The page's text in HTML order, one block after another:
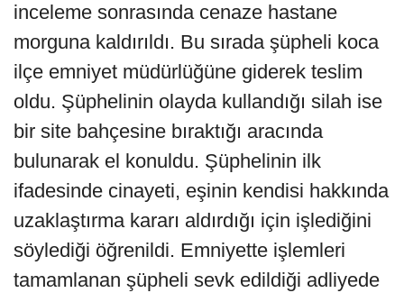
inceleme sonrasında cenaze hastane
morguna kaldırıldı. Bu sırada şüpheli koca
ilçe emniyet müdürlüğüne giderek teslim
oldu. Şüphelinin olayda kullandığı silah ise
bir site bahçesine bıraktığı aracında
bulunarak el konuldu. Şüphelinin ilk
ifadesinde cinayeti, eşinin kendisi hakkında
uzaklaştırma kararı aldırdığı için işlediğini
söylediği öğrenildi. Emniyette işlemleri
tamamlanan şüpheli sevk edildiği adliyede